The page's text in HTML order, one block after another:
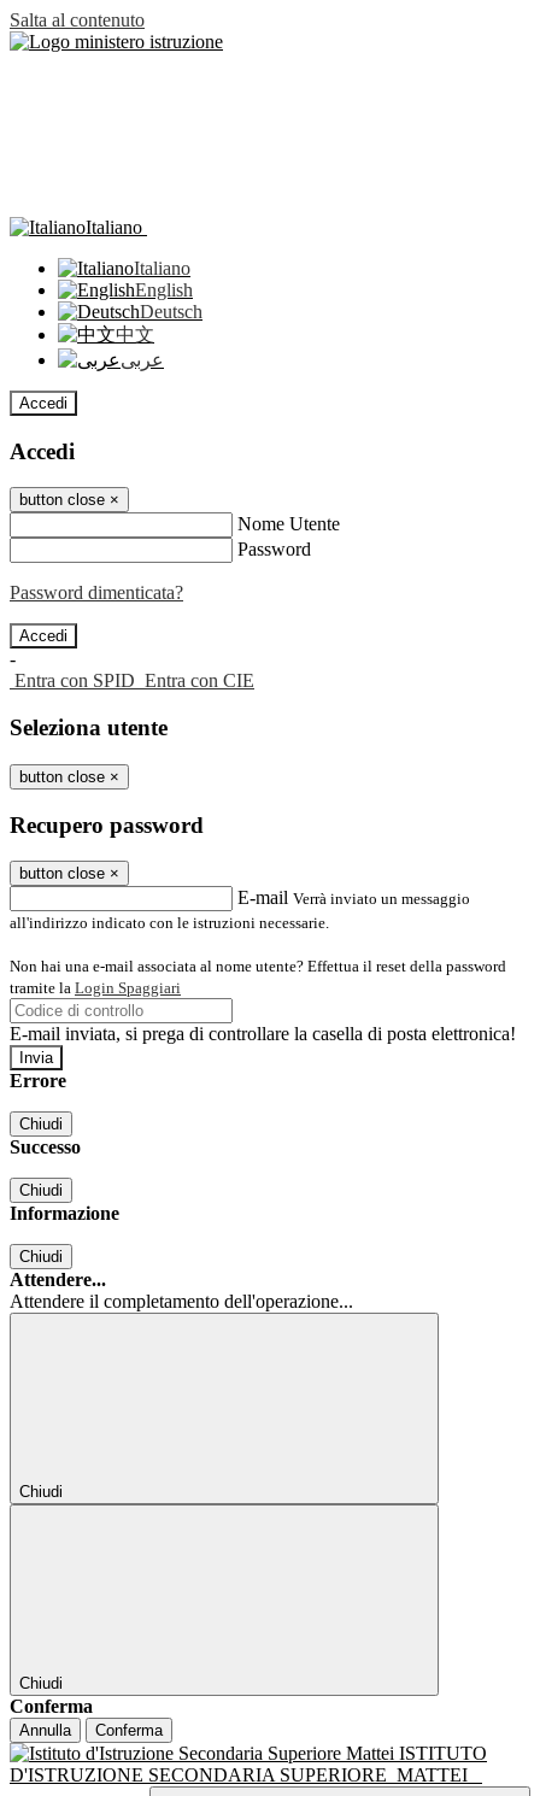
Salta al contenuto
Italiano
Italiano
English
Deutsch
中文
عربى
Accedi
Accedi
button close ×
Nome Utente
Password
Password dimenticata?
-
Entra con SPID Entra con CIE
Seleziona utente
button close ×
Recupero password
button close ×
E-mail Verrà inviato un messaggio
all'indirizzo indicato con le istruzioni necessarie.
Non hai una e-mail associata al nome utente? Effettua il reset della password
tramite la Login Spaggiari
E-mail inviata, si prega di controllare la casella di posta elettronica!
Errore
Chiudi
Successo
Chiudi
Informazione
Chiudi
Attendere...
Attendere il completamento dell'operazione...
Chiudi
Chiudi
Conferma
Annulla Conferma
ISTITUTO
D'ISTRUZIONE SECONDARIA SUPERIORE MATTEI